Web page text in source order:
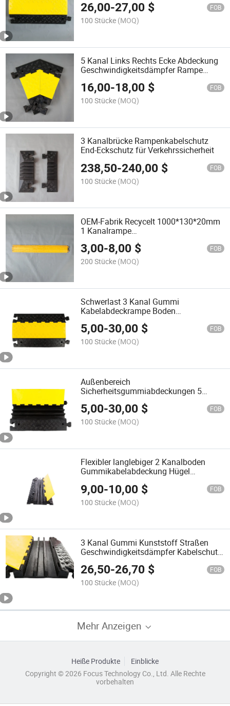
26,00-27,00 $ FOB
100 Stücke (MOQ)
5 Kanal Links Rechts Ecke Abdeckung
Geschwindigkeitsdämpfer Rampe
Gummi Kabelschutz
16,00-18,00 $ FOB
100 Stücke (MOQ)
3 Kanalbrücke Rampenkabelschutz
End-Eckschutz für Verkehrssicherheit
238,50-240,00 $ FOB
100 Stücke (MOQ)
OEM-Fabrik Recycelt 1000*130*20mm
1 Kanalrampe
Geschwindigkeitsdämpfer Kabelschutz
3,00-8,00 $ FOB
200 Stücke (MOQ)
Schwerlast 3 Kanal Gummi
Kabelabdeckrampe Boden
5,00-30,00 $ FOB
100 Stücke (MOQ)
Außenbereich
Sicherheitsgummiabdeckungen 5
Kanalgeschwindigkeitskontrollhügel
Straßenrampe Kabelverbindung
Kabelschutz
5,00-30,00 $ FOB
100 Stücke (MOQ)
Flexibler langlebiger 2 Kanalboden
Gummikabelabdeckung Hügel
9,00-10,00 $ FOB
100 Stücke (MOQ)
3 Kanal Gummi Kunststoff Straßen
Geschwindigkeitsdämpfer Kabelschutz
für Outdoor-Veranstaltungen
26,50-26,70 $ FOB
100 Stücke (MOQ)
Mehr Anzeigen
Heiße Produkte
Einblicke
Copyright © 2026 Focus Technology Co., Ltd. Alle Rechte
vorbehalten